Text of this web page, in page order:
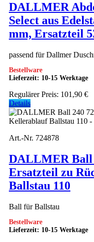
DALLMER
Select aus
mm, Ersatzteil
passend für Dallmer
Bestellware
Lieferzeit: 10-15 Werktage
Regulärer Preis: 101,90 €
Details
Art.-Nr. 724878
DALLMER Ball
Ersatzteil zu
Ballstau 110
Ball für Ballstau
Bestellware
Lieferzeit: 10-15 Werktage